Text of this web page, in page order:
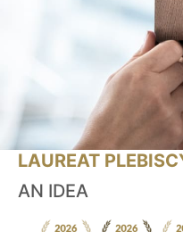
LAUREAT
AN IDEA